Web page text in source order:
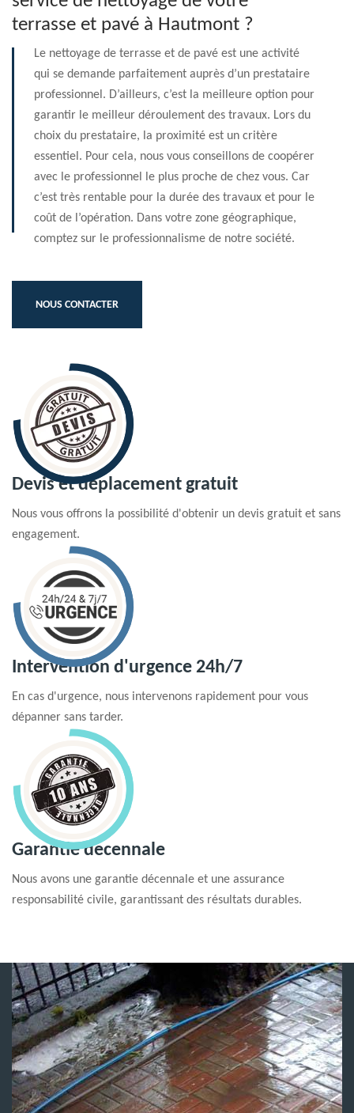
terrasse et pavé à Hautmont ?
Le nettoyage de terrasse et de pavé est une activité
qui se demande parfaitement auprès d’un prestataire
professionnel. D’ailleurs, c’est la meilleure option pour
garantir le meilleur déroulement des travaux. Lors du
choix du prestataire, la proximité est un critère
essentiel. Pour cela, nous vous conseillons de coopérer
avec le professionnel le plus proche de chez vous. Car
c’est très rentable pour la durée des travaux et pour le
coût de l’opération. Dans votre zone géographique,
comptez sur le professionnalisme de notre société.
NOUS CONTACTER
Devis et déplacement gratuit
Nous vous offrons la possibilité d'obtenir un devis gratuit et sans
engagement.
Intervention d'urgence 24h/7
En cas d'urgence, nous intervenons rapidement pour vous
dépanner sans tarder.
Garantie decennale
Nous avons une garantie décennale et une assurance
responsabilité civile, garantissant des résultats durables.